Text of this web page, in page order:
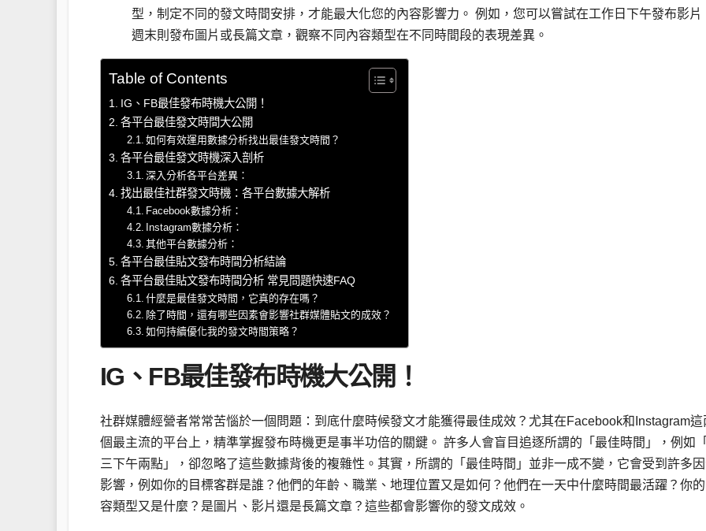
型，制定不同的發文時間安排，才能最大化您的內容影響力。 例如，您可以嘗試在工作日下午發布影片
週末則發布圖片或長篇文章，觀察不同內容類型在不同時間段的表現差異。
Table of Contents
IG、FB最佳發布時機大公開！
各平台最佳發文時間大公開
如何有效運用數據分析找出最佳發文時間？
各平台最佳發文時機深入剖析
深入分析各平台差異：
找出最佳社群發文時機：各平台數據大解析
Facebook數據分析：
Instagram數據分析：
其他平台數據分析：
各平台最佳貼文發布時間分析結論
各平台最佳貼文發布時間分析 常見問題快速FAQ
什麼是最佳發文時間，它真的存在嗎？
除了時間，還有哪些因素會影響社群媒體貼文的成效？
如何持續優化我的發文時間策略？
IG、FB最佳發布時機大公開！
社群媒體經營者常常苦惱於一個問題：到底什麼時候發文才能獲得最佳成效？尤其在Facebook和Instagram這
個最主流的平台上，精準掌握發布時機更是事半功倍的關鍵。 許多人會盲目追逐所謂的「最佳時間」，例如
三下午兩點」，卻忽略了這些數據背後的複雜性。其實，所謂的「最佳時間」並非一成不變，它會受到許多
影響，例如你的目標客群是誰？他們的年齡、職業、地理位置又是如何？他們在一天中什麼時間最活躍？你
容類型又是什麼？是圖片、影片還是長篇文章？這些都會影響你的發文成效。